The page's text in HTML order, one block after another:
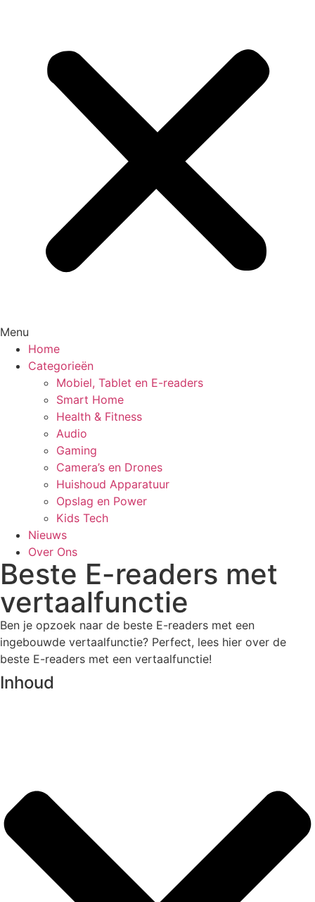
Menu
Home
Categorieën
Mobiel, Tablet en E-readers
Smart Home
Health & Fitness
Audio
Gaming
Camera’s en Drones
Huishoud Apparatuur
Opslag en Power
Kids Tech
Nieuws
Over Ons
Beste E-readers met
vertaalfunctie
Ben je opzoek naar de beste E-readers met een
ingebouwde vertaalfunctie? Perfect, lees hier over de
beste E-readers met een vertaalfunctie!
Inhoud